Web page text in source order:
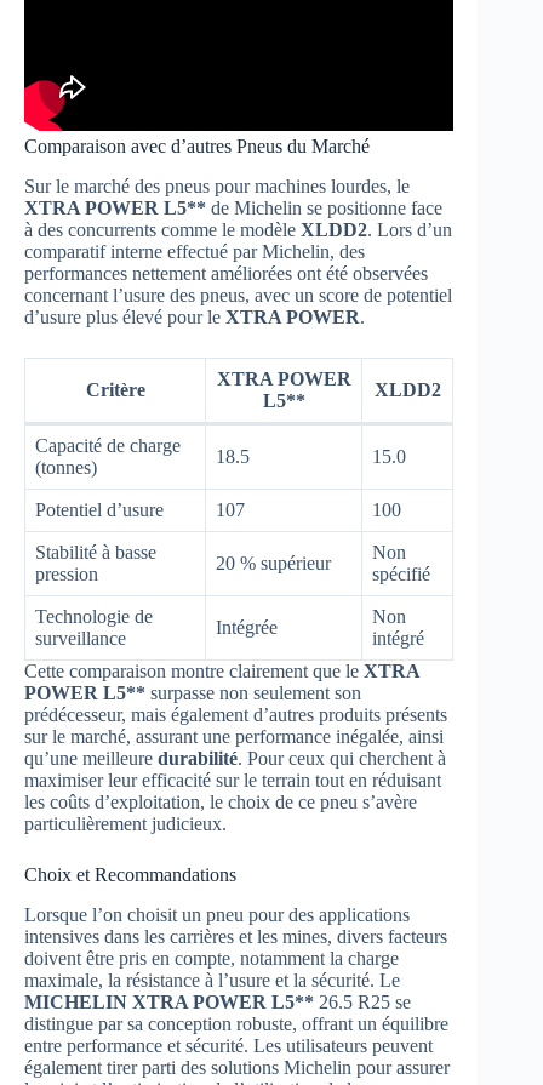
Comparaison avec d’autres Pneus du Marché
Sur le marché des pneus pour machines lourdes, le
XTRA POWER L5** de Michelin se positionne face
à des concurrents comme le modèle XLDD2. Lors d’un
comparatif interne effectué par Michelin, des
performances nettement améliorées ont été observées
concernant l’usure des pneus, avec un score de potentiel
d’usure plus élevé pour le XTRA POWER.
Critère
XTRA POWER
L5**
XLDD2
Capacité de charge
(tonnes)
18.5 15.0
Potentiel d’usure 107 100
Stabilité à basse
pression
20 % supérieur
Non
spécifié
Technologie de
surveillance
Intégrée
Non
intégré
Cette comparaison montre clairement que le XTRA
POWER L5** surpasse non seulement son
prédécesseur, mais également d’autres produits présents
sur le marché, assurant une performance inégalée, ainsi
qu’une meilleure durabilité. Pour ceux qui cherchent à
maximiser leur efficacité sur le terrain tout en réduisant
les coûts d’exploitation, le choix de ce pneu s’avère
particulièrement judicieux.
Choix et Recommandations
Lorsque l’on choisit un pneu pour des applications
intensives dans les carrières et les mines, divers facteurs
doivent être pris en compte, notamment la charge
maximale, la résistance à l’usure et la sécurité. Le
MICHELIN XTRA POWER L5** 26.5 R25 se
distingue par sa conception robuste, offrant un équilibre
entre performance et sécurité. Les utilisateurs peuvent
également tirer parti des solutions Michelin pour assurer